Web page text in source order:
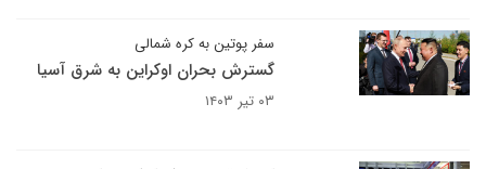
سفر پوتین به کره شمالی
گسترش بحران اوکراین به شرق آسیا
۰۳ تیر ۱۴۰۳